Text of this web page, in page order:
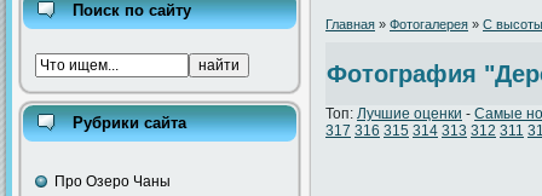
Поиск по сайту
Рубрики сайта
Про Озеро Чаны
Главная » Фотогалерея » С высоты
Фотография
Топ: Лучшие оценки - Самые
317 316 315 314 313 312 311